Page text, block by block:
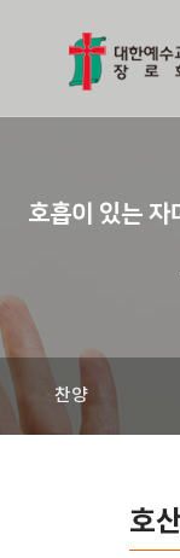
호흡이 있는 자
찬양
호